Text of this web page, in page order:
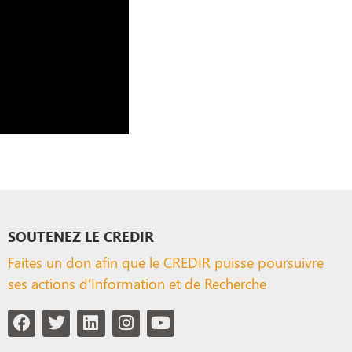
SOUTENEZ LE CREDIR
Faites un don afin que le CREDIR puisse poursuivre
ses actions d’Information et de Recherche